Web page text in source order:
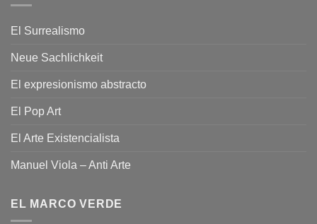
El Surrealismo
Neue Sachlichkeit
El expresionismo abstracto
El Pop Art
El Arte Existencialista
Manuel Viola – Anti Arte
EL MARCO VERDE